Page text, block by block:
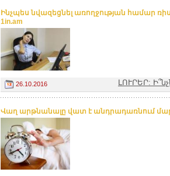
Ինչպես նվազեցնել առողջության համար
1in.am
26.10.2016 ԼՈՒՐԵՐ:
Վաղ արթնանալը վատ է անդրադառնում